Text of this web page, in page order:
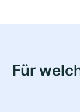
Für